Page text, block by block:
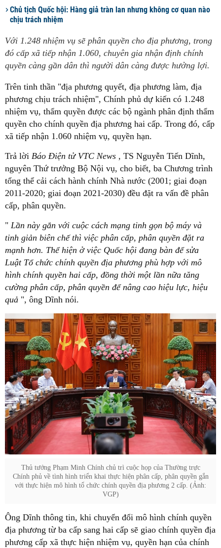
Chủ tịch Quốc hội: Hàng giả tràn lan nhưng không cơ quan nào
chịu trách nhiệm
Với 1.248 nhiệm vụ sẽ phân quyền cho địa phương, trong
đó cấp xã tiếp nhận 1.060, chuyên gia nhận định chính
quyền càng gần dân thì người dân càng được hưởng lợi.
Trên tinh thần "địa phương quyết, địa phương làm, địa
phương chịu trách nhiệm", Chính phủ dự kiến có 1.248
nhiệm vụ, thẩm quyền được các bộ ngành phân định thẩm
quyền cho chính quyền địa phương hai cấp. Trong đó, cấp
xã tiếp nhận 1.060 nhiệm vụ, quyền hạn.
Trả lời Báo Điện tử VTC News , TS Nguyễn Tiến Dĩnh,
nguyên Thứ trưởng Bộ Nội vụ, cho biết, ba Chương trình
tổng thể cải cách hành chính Nhà nước (2001; giai đoạn
2011-2020; giai đoạn 2021-2030) đều đặt ra vấn đề phân
cấp, phân quyền.
" Lần này gắn với cuộc cách mạng tinh gọn bộ máy và
tinh giản biên chế thì việc phân cấp, phân quyền đặt ra
mạnh hơn. Thể hiện ở việc Quốc hội đang bàn để sửa
Luật Tổ chức chính quyền địa phương phù hợp với mô
hình chính quyền hai cấp, đồng thời một lần nữa tăng
cường phân cấp, phân quyền để nâng cao hiệu lực, hiệu
quả ", ông Dĩnh nói.
Thủ tướng Phạm Minh Chính chủ trì cuộc họp của Thường trực
Chính phủ về tình hình triển khai thực hiện phân cấp, phân quyền gắn
với thực hiện mô hình tổ chức chính quyền địa phương 2 cấp. (Ảnh:
VGP)
Ông Dĩnh thông tin, khi chuyển đổi mô hình chính quyền
địa phương từ ba cấp sang hai cấp sẽ giao chính quyền địa
phương cấp xã thực hiện nhiệm vụ, quyền hạn của chính